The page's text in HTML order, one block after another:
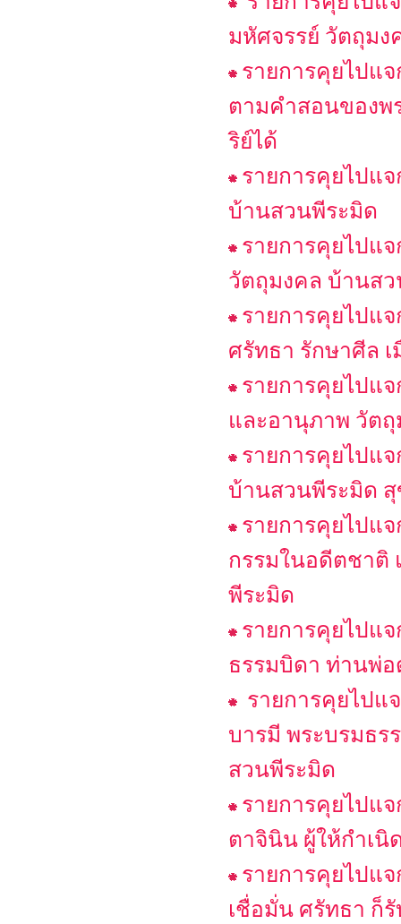
มหัศจรรย์ วัตถุม
รายการคุยไปแ
ตามคำสอนของพ
ริย์ได้
รายการคุยไปแ
บ้านสวนพีระมิด
รายการคุยไปแ
วัตถุมงคล บ้านส
รายการคุยไปแ
ศรัทธา รักษาศีล
รายการคุยไปแ
และอานุภาพ วัต
รายการคุยไปแ
บ้านสวนพีระมิด
รายการคุยไปแ
กรรมในอดีตชาติ
พีระมิด
รายการคุยไปแ
ธรรมบิดา ท่านพ่
รายการคุยไปแ
บารมี พระบรมธ
สวนพีระมิด
รายการคุยไปแ
ตาจินิน ผู้ให้กำเนิ
รายการคุยไปแ
เชื่อมั่น ศรัทธา ก็